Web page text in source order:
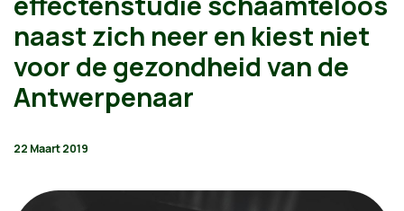
naast zich neer en kiest niet
voor de gezondheid van de
Antwerpenaar
22 Maart 2019